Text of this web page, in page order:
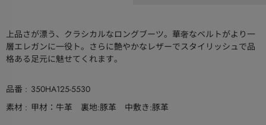
上品さが漂う、クラシカルなロングブーツ。華奢なベルトがより一
層エレガンに一役ト。さらに艶やかなレザーでスタイリッシュで品
格ある足元に魅せてくれます。
品番
350HA125-5530
素材
甲材：牛革 裏地:豚革 中敷き:豚革